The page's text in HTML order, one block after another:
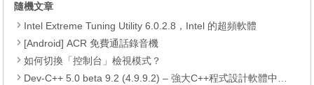
隨機文章
Intel Extreme Tuning Utility 6.0.2.8，Intel 的超頻軟體
[Android] ACR 免費通話錄音機
如何切換「控制台」檢視模式？
Dev-C++ 5.0 beta 9.2 (4.9.9.2) – 強大C++程式設計軟體中文版